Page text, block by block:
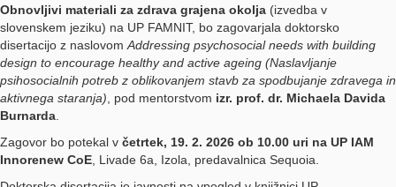
Obnovljivi materiali za zdrava grajena okolja (izvedba v
slovenskem jeziku) na UP FAMNIT, bo zagovarjala doktorsko
disertacijo z naslovom Addressing psychosocial needs with building
design to encourage healthy and active ageing (Naslavljanje
psihosocialnih potreb z oblikovanjem stavb za spodbujanje zdravega in
aktivnega staranja) , pod mentorstvom izr. prof. dr. Michaela Davida
Burnarda
Zagovor bo potekal v četrtek, 19. 2. 2026 ob 10.00 uri na UP IAM
Innorenew CoE , Livade 6a, Izola, predavalnica Sequoia.